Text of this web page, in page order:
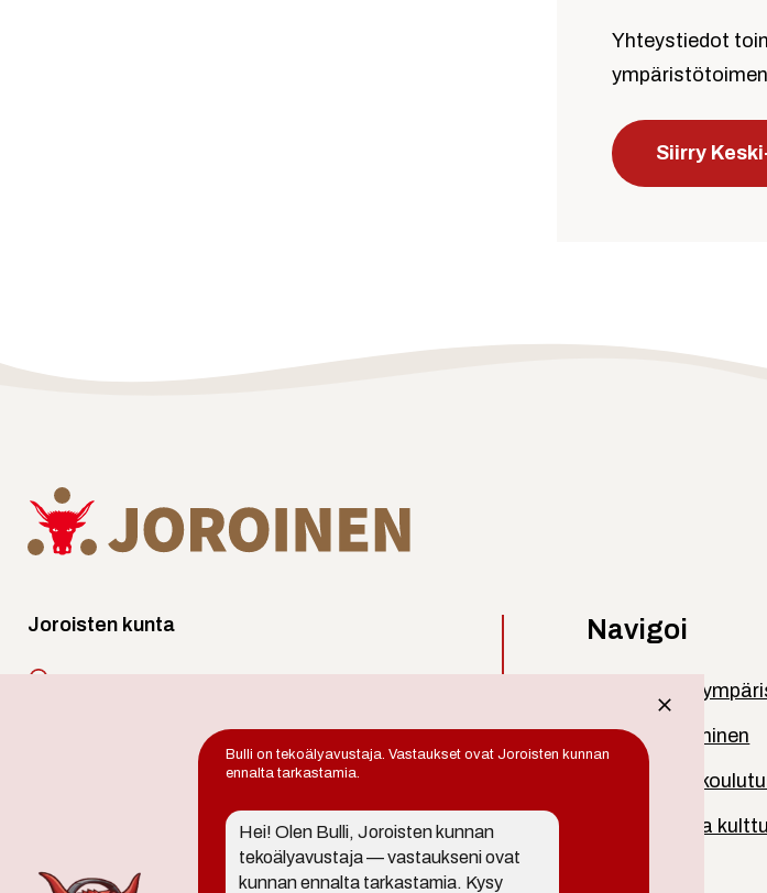
Yhteystiedot
Siirry
Joroisten kunta
017 578 440
joroinen.kunta@joroinen.fi
avoinna arkisin 9 - 11 ja 12 - 15
Navigoi
Asuminen ja
Työ ja yrittäminen
Kasvatus ja
Vapaa-aika ja
Bulli on tekoälyavustaja. Vastaukset ovat Joroisten kunnan
ennalta tarkastamia.
Hei! Olen Bulli, Joroisten kunnan
tekoälyavustaja — vastaukseni ovat
kunnan ennalta tarkastamia. Kysy